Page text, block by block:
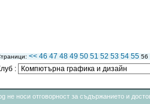
<< 46 47 48 49 50 51 52 53 54 55 56
:
не носи отговорност за съдържанието и